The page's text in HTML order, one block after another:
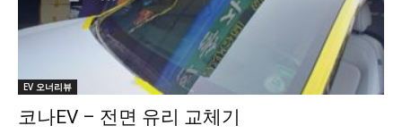
EV 오너리뷰
코나EV – 전면 유리 교체기